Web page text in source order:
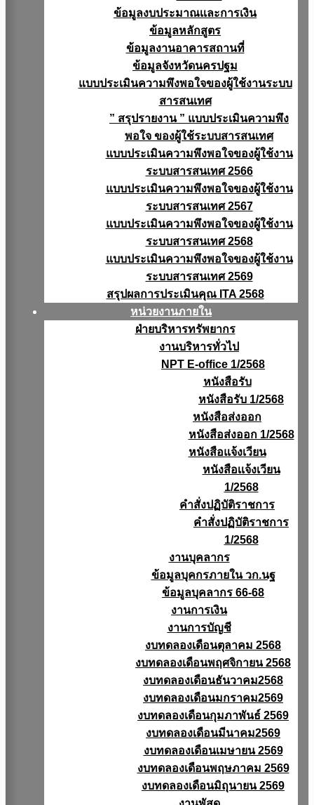
ข้อมูลงบประมาณเเละการเงิน
ข้อมูลหลักสูตร
ข้อมูลงานอาคารสถานที่
ข้อมูลจังหวัดนครปฐม
แบบประเมินความพึงพอใจของผู้ใช้งานระบบ
สารสนเทศ
” สรุปรายงาน ” แบบประเมินความพึง
พอใจ ของผู้ใช้ระบบสารสนเทศ
แบบประเมินความพึงพอใจของผู้ใช้งาน
ระบบสารสนเทศ 2566
แบบประเมินความพึงพอใจของผู้ใช้งาน
ระบบสารสนเทศ 2567
แบบประเมินความพึงพอใจของผู้ใช้งาน
ระบบสารสนเทศ 2568
แบบประเมินความพึงพอใจของผู้ใช้งาน
ระบบสารสนเทศ 2569
สรุปผลการประเมินคุณ ITA 2568
หน่วยงานภายใน
ฝ่ายบริหารทรัพยากร
งานบริหารทั่วไป
NPT E-office 1/2568
หนังสือรับ
หนังสือรับ 1/2568
หนังสือส่งออก
หนังสือส่งออก 1/2568
หนังสือแจ้งเวียน
หนังสือเเจ้งเวียน
1/2568
คำสั่งปฏิบัติราชการ
คำสั่งปฏิบัติราชการ
1/2568
งานบุคลากร
ข้อมูลบุคกรภายใน วก.นฐ
ข้อมูลบุคลากร 66-68
งานการเงิน
งานการบัญชี
งบทดลองเดือนตุลาคม 2568
งบทดลองเดือนพฤศจิกายน 2568
งบทดลองเดือนธันวาคม2568
งบทดลองเดือนมกราคม2569
งบทดลองเดือนกุมภาพันธ์ 2569
งบทดลองเดือนมีนาคม2569
งบทดลองเดือนเมษายน 2569
งบทดลองเดือนพฤษภาคม 2569
งบทดลองเดือนมิถุนายน 2569